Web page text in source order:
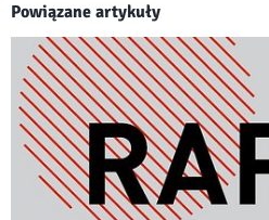
Powiązane artykuły